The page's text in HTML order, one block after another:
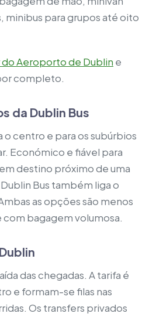
minibus para grupos até oito
do Aeroporto de Dublin e
completo.
da Dublin Bus
o centro e para os subúrbios
Económico e fiável para
destino próximo de uma
Bus também liga o
as opções são menos
com bagagem volumosa.
das chegadas. A tarifa é
e formam-se filas nas
Os transfers privados